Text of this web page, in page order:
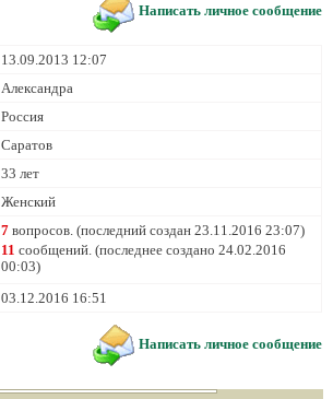
Написать личное сообщение
13.09.2013 12:07
Александра
Россия
Саратов
33 лет
Женский
7 вопросов. (последний создан 23.11.2016 23:07)
11 сообщений. (последнее создано 24.02.2016
00:03)
03.12.2016 16:51
Написать личное сообщение